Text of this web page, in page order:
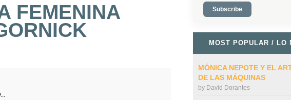
FEMENINA
MOST POPULAR / LO
MÓNICA NEPOTE Y EL
DE LAS MÁQUINAS
by David Dorantes